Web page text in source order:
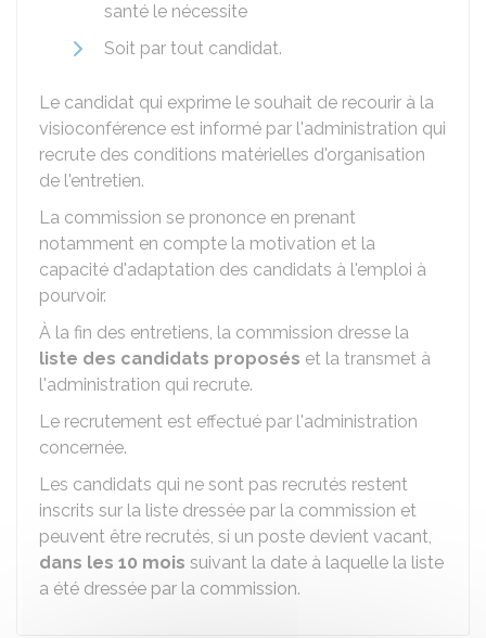
santé le nécessite
Soit par tout candidat.
Le candidat qui exprime le souhait de recourir à la
visioconférence est informé par l'administration qui
recrute des conditions matérielles d'organisation
de l'entretien.
La commission se prononce en prenant
notamment en compte la motivation et la
capacité d'adaptation des candidats à l'emploi à
pourvoir.
À la fin des entretiens, la commission dresse la
liste des candidats proposés et la transmet à
l'administration qui recrute.
Le recrutement est effectué par l'administration
concernée.
Les candidats qui ne sont pas recrutés restent
inscrits sur la liste dressée par la commission et
peuvent être recrutés, si un poste devient vacant,
dans les 10 mois suivant la date à laquelle la liste
a été dressée par la commission.